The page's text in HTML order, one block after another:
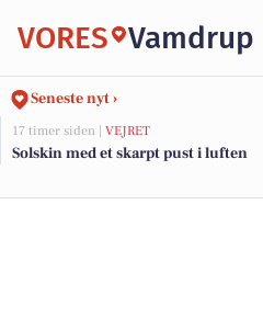
VORES Vamdrup
Seneste nyt ›
17 timer siden | VEJRET
Solskin med et skarpt pust i luften